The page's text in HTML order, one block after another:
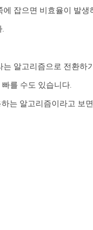
잡으면 비효율이 발생
알고리즘으로 전환하
를 수도 있습니다.
는 알고리즘이라고 보